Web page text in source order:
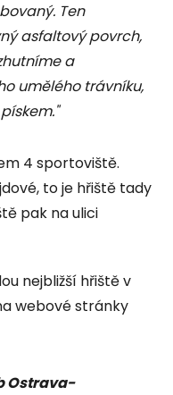
Ten
asfaltový povrch,
a
umělého trávníku,
4 sportoviště.
to je hřiště tady
pak na ulici
nejbližší hřiště v
webové stránky
Ostrava-